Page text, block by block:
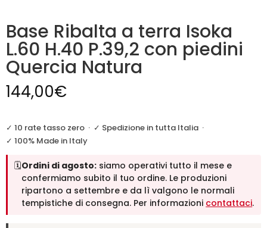
Base Ribalta a terra Isoka
L.60 H.40 P.39,2 con piedini
Quercia Natura
144,00€
✓ 10 rate tasso zero · ✓ Spedizione in tutta Italia ·
✓ 100% Made in Italy
🗓️Ordini di agosto: siamo operativi tutto il mese e
confermiamo subito il tuo ordine. Le produzioni
ripartono a settembre e da lì valgono le normali
tempistiche di consegna. Per informazioni contattaci.